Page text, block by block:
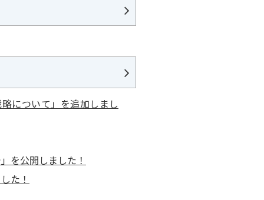
について」を追加しまし
を公開しました！
た！